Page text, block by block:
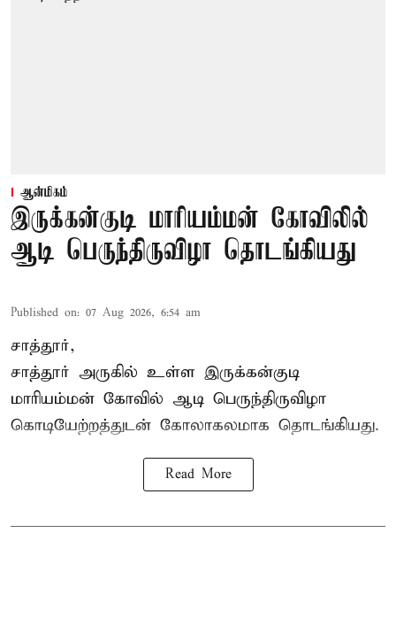
ஆன்மிகம்
இருக்கன்குடி மாரியம்மன் கோவிலில்
ஆடி பெருந்திருவிழா தொடங்கியது
Published on: 07 Aug 2026, 6:54 am
சாத்தூர்,
சாத்தூர் அருகில் உள்ள இருக்கன்குடி
மாரியம்மன் கோவில் ஆடி பெருந்திருவிழா
கொடியேற்றத்துடன் கோலாகலமாக தொடங்கியது.
Read More